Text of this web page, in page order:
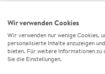
Wir verwenden Cookies
Wir verwenden nur wenige Cookies,
personalisierte Inhalte anzuzeigen
bieten. Für weitere Informationen zu
Sie die Einstellungen.